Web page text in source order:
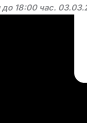
18:00 час.